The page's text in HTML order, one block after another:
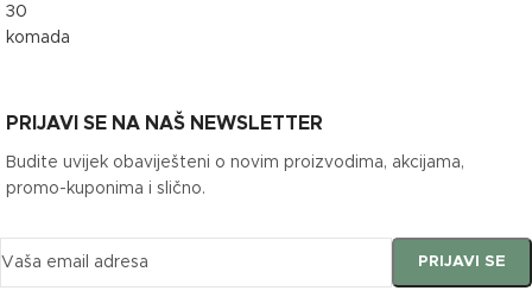
PRIJAVI SE NA NAŠ NEWSLETTER
Budite uvijek obaviješteni o novim proizvodima, akcijama,
promo-kuponima i slično.